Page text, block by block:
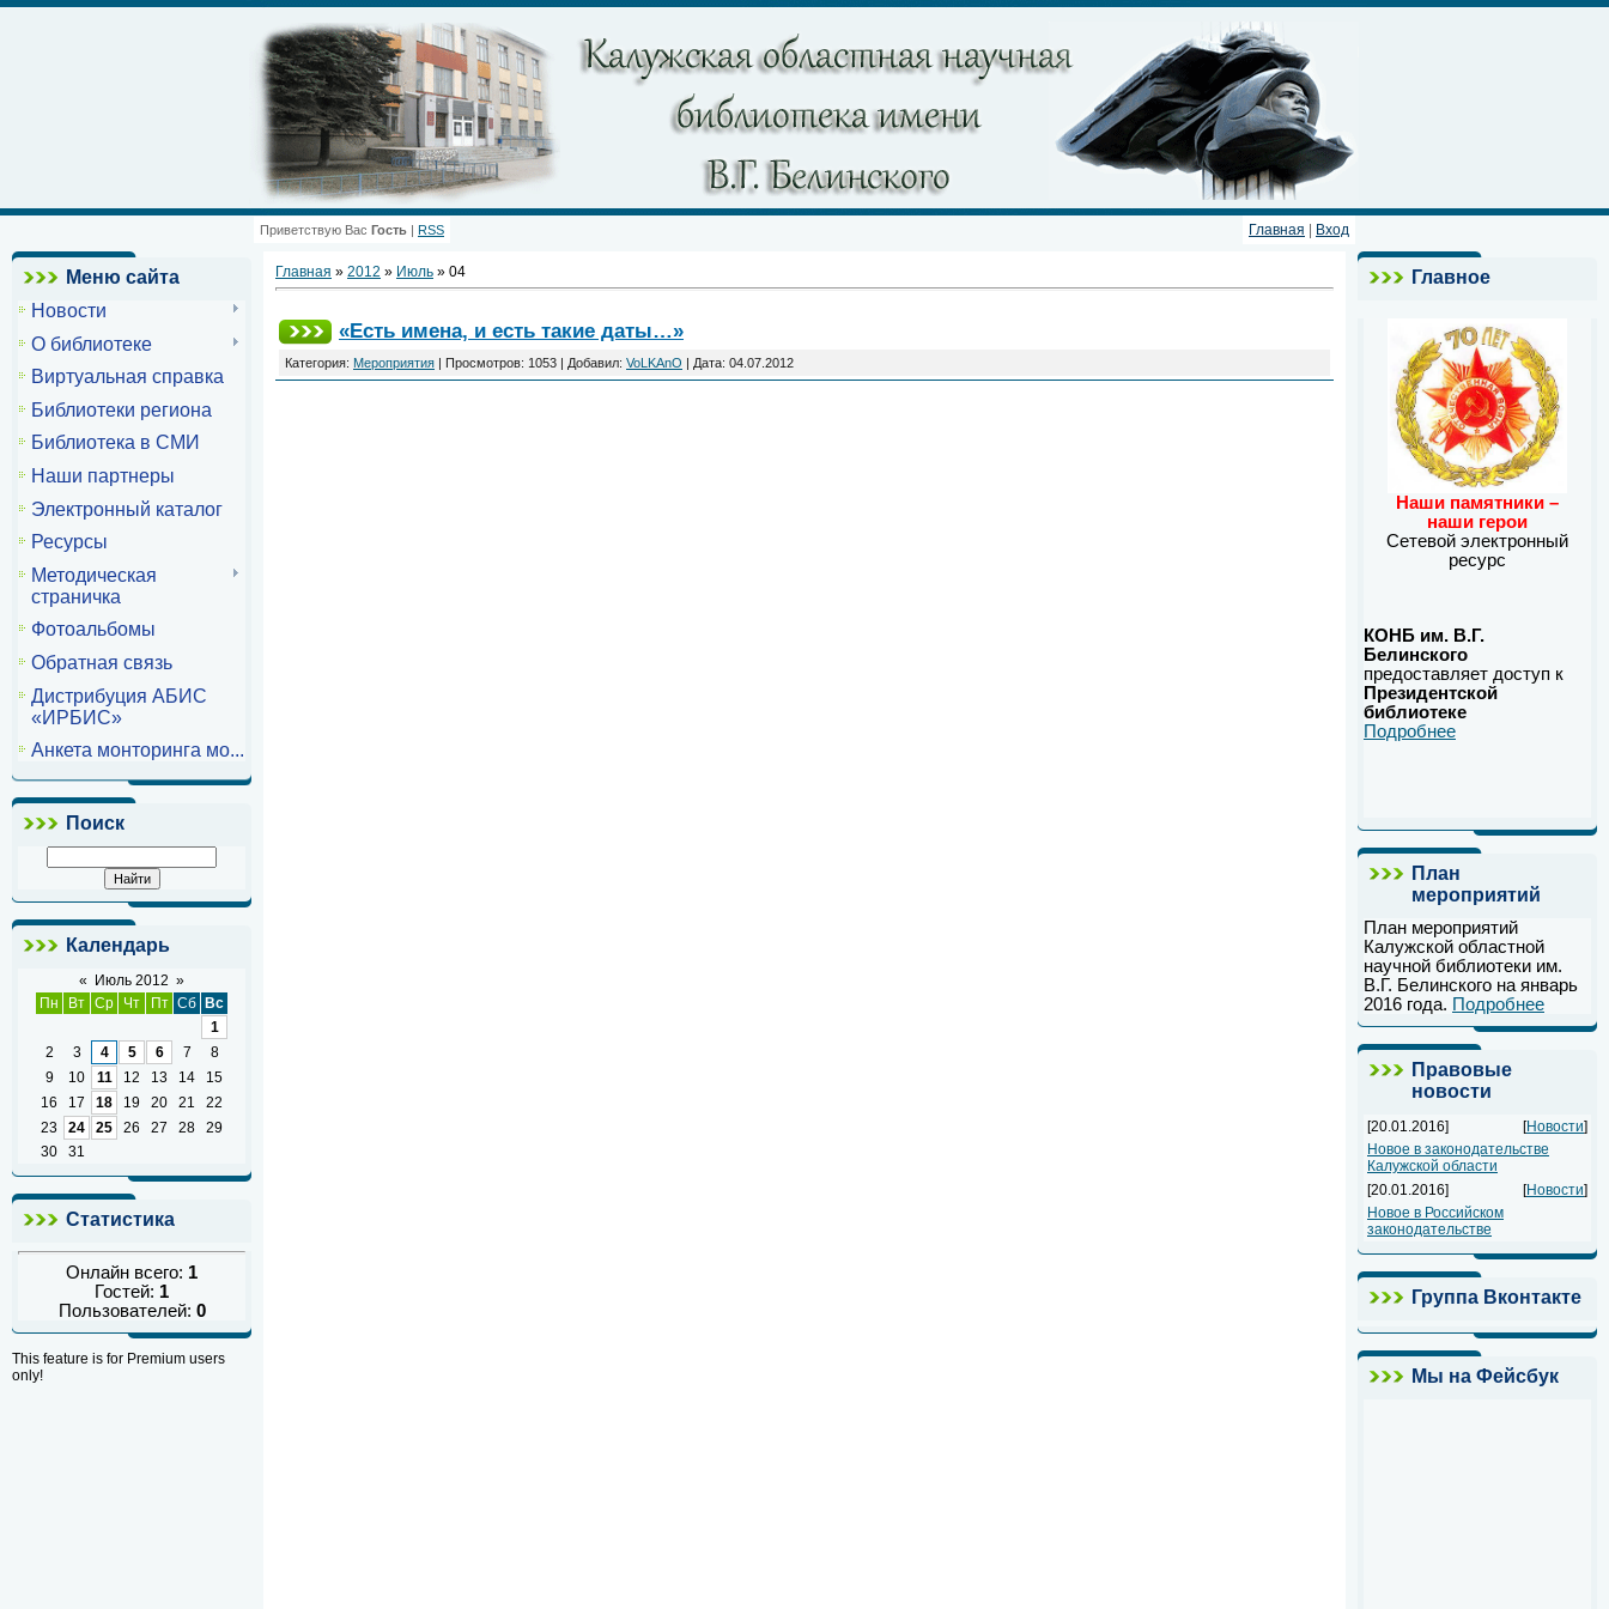
Приветствую Вас Гость | RSS Главная Вход
Меню сайта
Новости
О библиотеке
Виртуальная справка
Библиотеки региона
Библиотека в СМИ
Наши партнеры
Электронный каталог
Ресурсы
Методическая
страничка
Фотоальбомы
Обратная связь
Дистрибуция АБИС
«ИРБИС»
Анкета монторинга мо...
Поиск
Календарь
« Июль 2012 »
Пн
Вт Ср Чт Пт Сб Вс
1
2
3 4 5 6 7
8
9
10 11 12 13 14
15
16
17 18 19 20 21
22
23
24 25 26 27 28
29
30
31
Статистика
Онлайн всего: 1
Гостей: 1
Пользователей: 0
This feature is for Premium users
only!
Главная » 2012 » Июль » 04
«Есть имена, и есть такие даты…»
Категория: Мероприятия | Просмотров: 1053 | Добавил: VoLKAnO | Дата: 04.07.2012
Главное
Наши памятники –
наши герои
Сетевой электронный
ресурс
КОНБ им. В.Г.
Белинского
предоставляет доступ к
Президентской
библиотеке
Подробнее
План
мероприятий
План мероприятий
Калужской областной
научной библиотеки им.
В.Г. Белинского на январь
2016 года. Подробнее
Правовые
новости
[20.01.2016] [Новости]
Новое в законодательстве
Калужской области
[20.01.2016]
[Новости]
Новое в Российском
законодательстве
Группа Вконтакте
Мы на Фейсбук